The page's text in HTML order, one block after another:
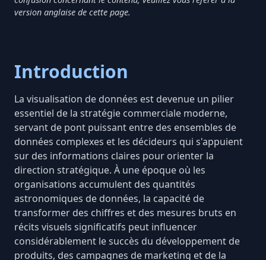
version anglaise de cette page.
Introduction
La visualisation de données est devenue un pilier
essentiel de la stratégie commerciale moderne,
servant de pont puissant entre des ensembles de
données complexes et les décideurs qui s'appuient
sur des informations claires pour orienter la
direction stratégique. À une époque où les
organisations accumulent des quantités
astronomiques de données, la capacité de
transformer des chiffres et des mesures bruts en
récits visuels significatifs peut influencer
considérablement le succès du développement de
produits, des campagnes de marketing et de la